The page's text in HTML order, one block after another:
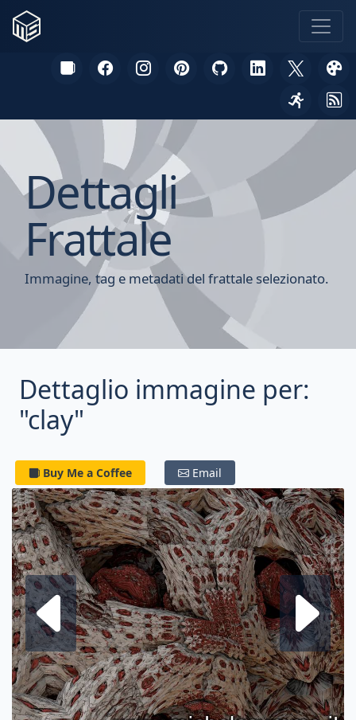
Dettagli
Frattale
Immagine, tag e metadati del frattale selezionato.
Dettaglio immagine per:
"clay"
Buy Me a Coffee Email
Frattale